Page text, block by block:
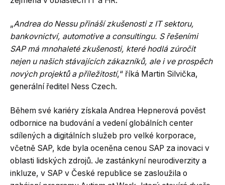
„Andrea do Nessu přináší zkušenosti z IT sektoru,
bankovnictví, automotive a consultingu. S řešeními
SAP má mnohaleté zkušenosti, které hodlá zúročit
nejen u našich stávajících zákazníků, ale i ve prospěch
nových projektů a příležitostí,“ říká Martin Silvička,
generální ředitel Ness Czech.
Během své kariéry získala Andrea Hepnerová pověst
odbornice na budování a vedení globálních center
sdílených a digitálních služeb pro velké korporace,
včetně SAP, kde byla oceněna cenou SAP za inovaci v
oblasti lidských zdrojů. Je zastánkyní neurodiverzity a
inkluze, v SAP v České republice se zasloužila o